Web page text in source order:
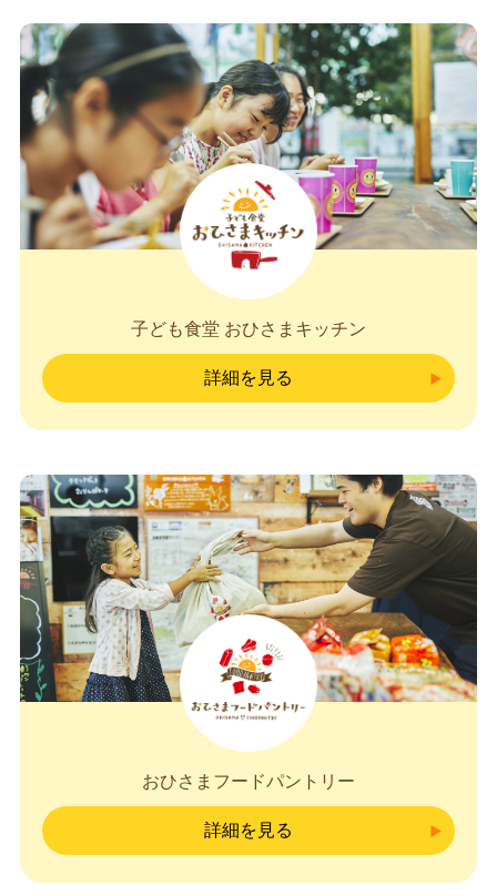
子ども食堂 おひさまキッチン
詳細を見る
おひさまフードパントリー
詳細を見る